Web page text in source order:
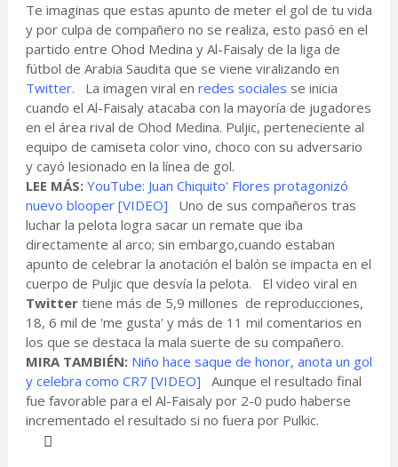
Te imaginas que estas apunto de meter el gol de tu vida
y por culpa de compañero no se realiza, esto pasó en el
partido entre Ohod Medina y Al-Faisaly de la liga de
fútbol de Arabia Saudita que se viene viralizando en
Twitter. La imagen viral en redes sociales se inicia
cuando el Al-Faisaly atacaba con la mayoría de jugadores
en el área rival de Ohod Medina. Puljic, perteneciente al
equipo de camiseta color vino, choco con su adversario
y cayó lesionado en la línea de gol.
LEE MÁS: YouTube: Juan Chiquito' Flores protagonizó
nuevo blooper [VIDEO] Uno de sus compañeros tras
luchar la pelota logra sacar un remate que iba
directamente al arco; sin embargo,cuando estaban
apunto de celebrar la anotación el balón se impacta en el
cuerpo de Puljic que desvía la pelota. El video viral en
Twitter tiene más de 5,9 millones de reproducciones,
18, 6 mil de 'me gusta' y más de 11 mil comentarios en
los que se destaca la mala suerte de su compañero.
MIRA TAMBIÉN: Niño hace saque de honor, anota un gol
y celebra como CR7 [VIDEO] Aunque el resultado final
fue favorable para el Al-Faisaly por 2-0 pudo haberse
incrementado el resultado si no fuera por Pulkic.